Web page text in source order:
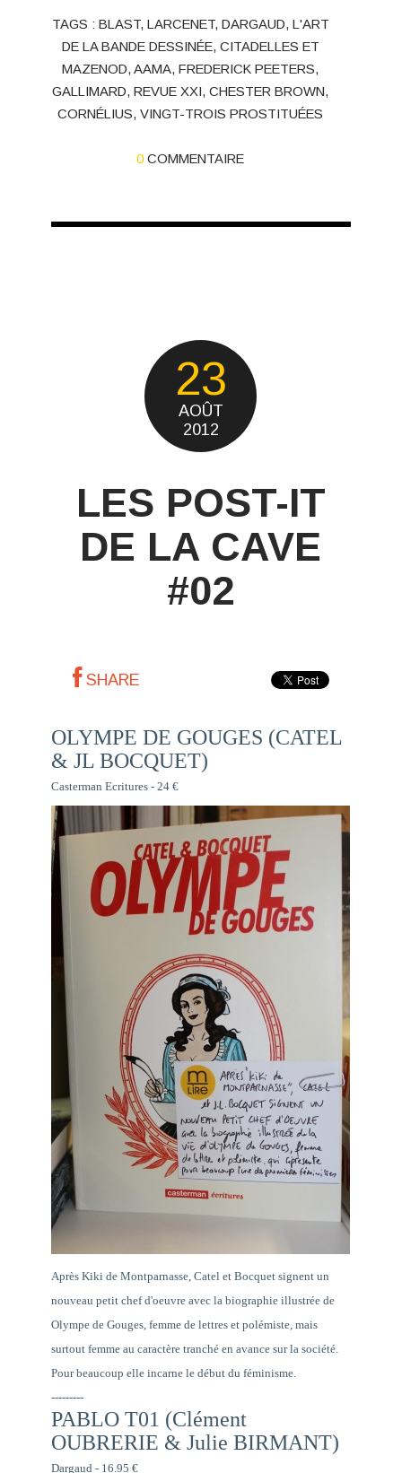
TAGS : BLAST, LARCENET, DARGAUD, L'ART
DE LA BANDE DESSINÉE, CITADELLES ET
MAZENOD,AAMA,FREDERICK PEETERS,
GALLIMARD,REVUE XXI,CHESTER BROWN,
CORNÉLIUS,VINGT-TROIS PROSTITUÉES
0 COMMENTAIRE
23
AOÛT
2012
LES POST-IT
DE LA CAVE
#02
SHARE
OLYMPE DE GOUGES (CATEL
& JL BOCQUET)
Casterman Ecritures - 24 €
Après Kiki de Montparnasse, Catel et Bocquet signent un
nouveau petit chef d'oeuvre avec la biographie illustrée de
Olympe de Gouges, femme de lettres et polémiste, mais
surtout femme au caractère tranché en avance sur la société.
Pour beaucoup elle incarne le début du féminisme.
---------
PABLO T01 (Clément
OUBRERIE & Julie BIRMANT)
Dargaud - 16.95 €